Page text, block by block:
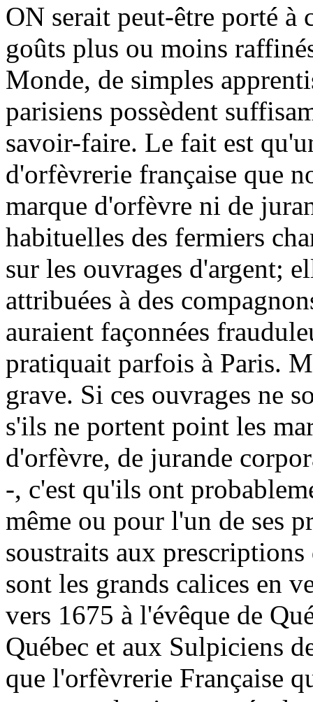
ON serait peut-être porté à
goûts plus ou moins
Monde, de simples
parisiens possèdent
savoir-faire. Le fait est
d'orfèvrerie française que
marque d'orfèvre ni de
habituelles des fermiers
sur les ouvrages d'argent;
attribuées à des
auraient façonnées
pratiquait parfois à Paris.
grave. Si ces ouvrages ne
s'ils ne portent point les
d'orfèvre, de jurande
-, c'est qu'ils ont
même ou pour l'un de ses
soustraits aux
sont les grands calices en
vers 1675 à l'évêque de
Québec et aux Sulpiciens
que l'orfèvrerie Française